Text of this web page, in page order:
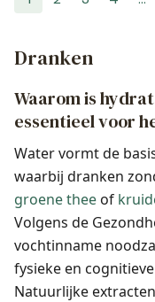
Dranken
Waarom is
essentieel voor
Water vormt de
waarbij dranken
groene thee of
Volgens de
vochtinname
fysieke en
Natuurlijke